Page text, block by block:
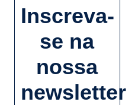
Inscreva-
se na
nossa
newsletter